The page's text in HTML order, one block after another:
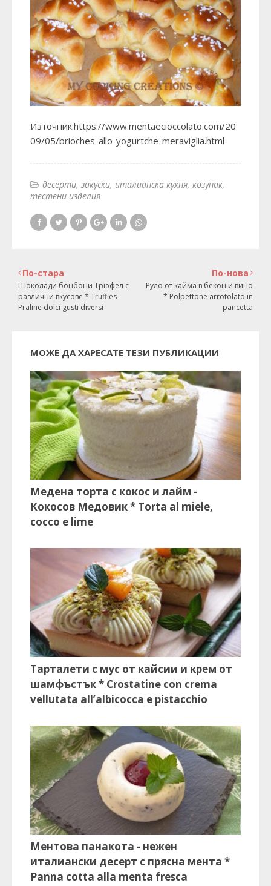
Източник:https://www.mentaecioccolato.com/20
09/05/brioches-allo-yogurtche-meraviglia.html
десерти закуски италианска кухня козунак
тестени изделия
По-нова
Руло от кайма в бекон и вино
* Polpettone arrotolato in
pancetta
По-стара
Шоколади бонбони Трюфел с
различни вкусове * Truffles -
Praline dolci gusti diversi
МОЖЕ ДА ХАРЕСАТЕ ТЕЗИ ПУБЛИКАЦИИ
Медена торта с кокос и лайм -
Кокосов Медовик * Torta al miele,
cocco e lime
Тарталети с мус от кайсии и крем от
шамфъстък * Crostatine con crema
vellutata all’albicocca e pistacchio
Ментова панакота - нежен
италиански десерт с прясна мента *
Panna cotta alla menta fresca